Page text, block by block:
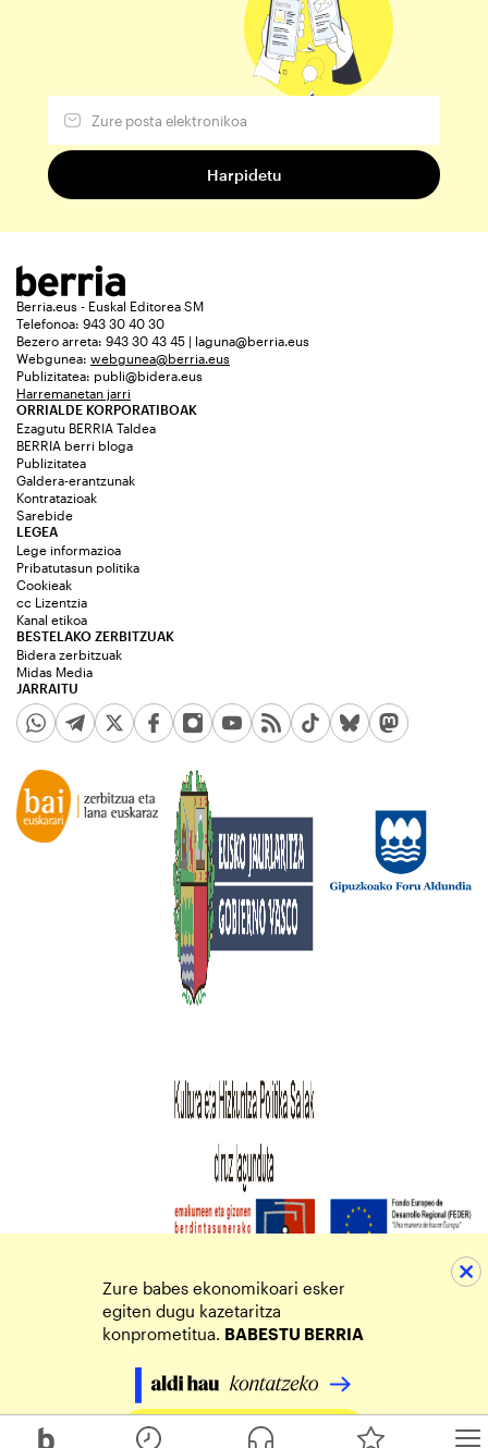
Berria.eus - Euskal Editorea SM
Telefonoa: 943 30 40 30
Bezero arreta: 943 30 43 45 | laguna@berria.eus
Webgunea: webgunea@berria.eus
Publizitatea: publi@bidera.eus
Harremanetan jarri
ORRIALDE KORPORATIBOAK
Ezagutu BERRIA Taldea
BERRIA berri bloga
Publizitatea
Galdera-erantzunak
Kontratazioak
Sarebide
JARRAITU
LEGEA
Lege informazioa
Pribatutasun politika
Cookieak
cc Lizentzia
Kanal etikoa
BESTELAKO ZERBITZUAK
Bidera zerbitzuak
Midas Media
Zure babes ekonomikoari esker
egiten dugu kazetaritza
konprometitua. BABESTU BERRIA
Egin zure ekarpena